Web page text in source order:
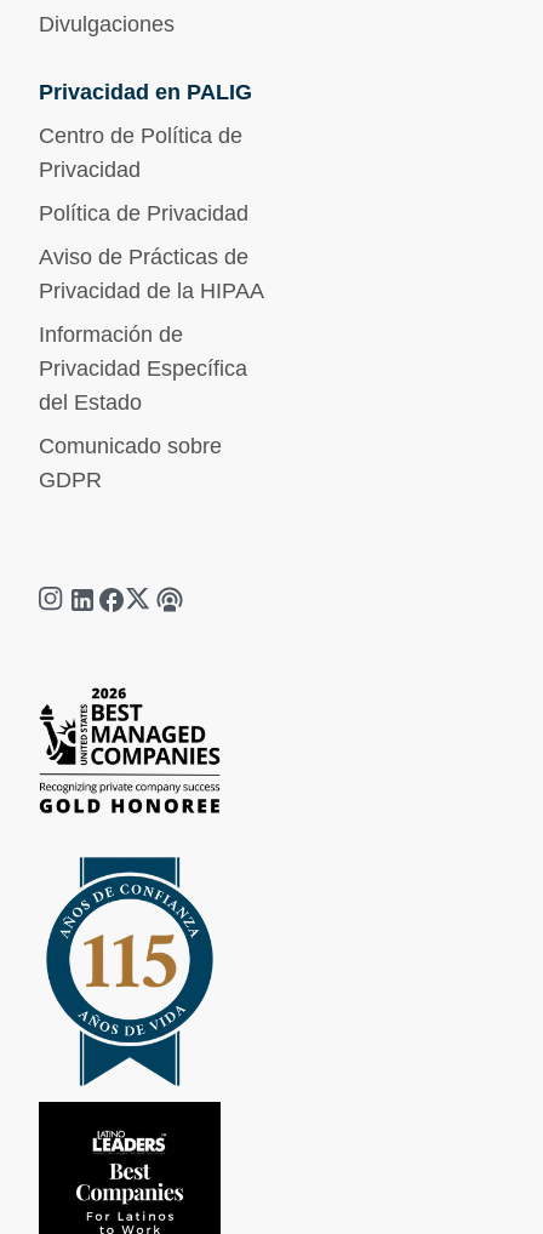
Divulgaciones
Privacidad en PALIG
Centro de Política de
Privacidad
Política de Privacidad
Aviso de Prácticas de
Privacidad de la HIPAA
Información de
Privacidad Específica
del Estado
Comunicado sobre
GDPR